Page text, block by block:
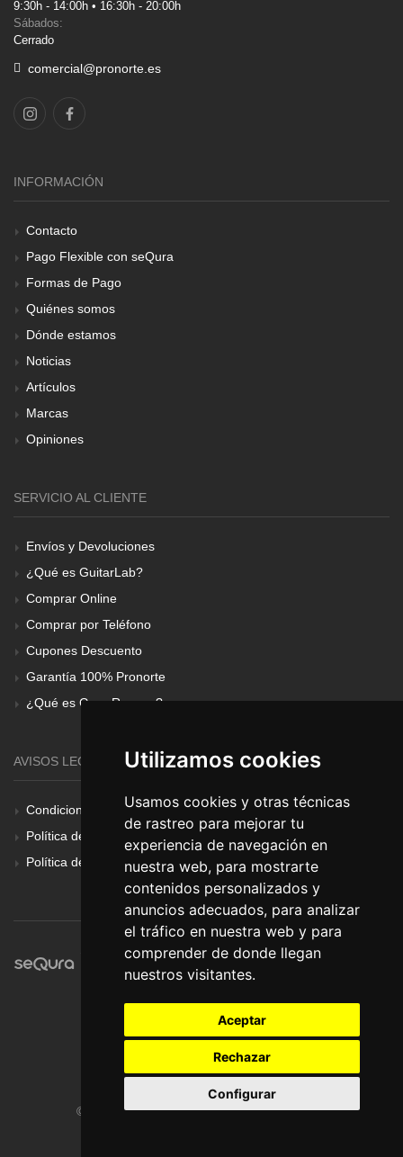
Utilizamos cookies
Usamos cookies y otras técnicas
de rastreo para mejorar tu
experiencia de navegación en
nuestra web, para mostrarte
contenidos personalizados y
anuncios adecuados, para analizar
el tráfico en nuestra web y para
comprender de donde llegan
nuestros visitantes.
Aceptar
Rechazar
Configurar
9:30h - 14:00h • 16:30h - 20:00h
Sábados:
Cerrado
comercial@pronorte.es
INFORMACIÓN
Contacto
Pago Flexible con seQura
Formas de Pago
Quiénes somos
Dónde estamos
Noticias
Artículos
Marcas
Opiniones
SERVICIO AL CLIENTE
Envíos y Devoluciones
¿Qué es GuitarLab?
Comprar Online
Comprar por Teléfono
Cupones Descuento
Garantía 100% Pronorte
¿Qué es Gear Renove?
AVISOS LEGALES
Condiciones Generales
Política de Cookies
Política de Privacidad
© Pronorte Sonido SL. Todos los derechos reservados.